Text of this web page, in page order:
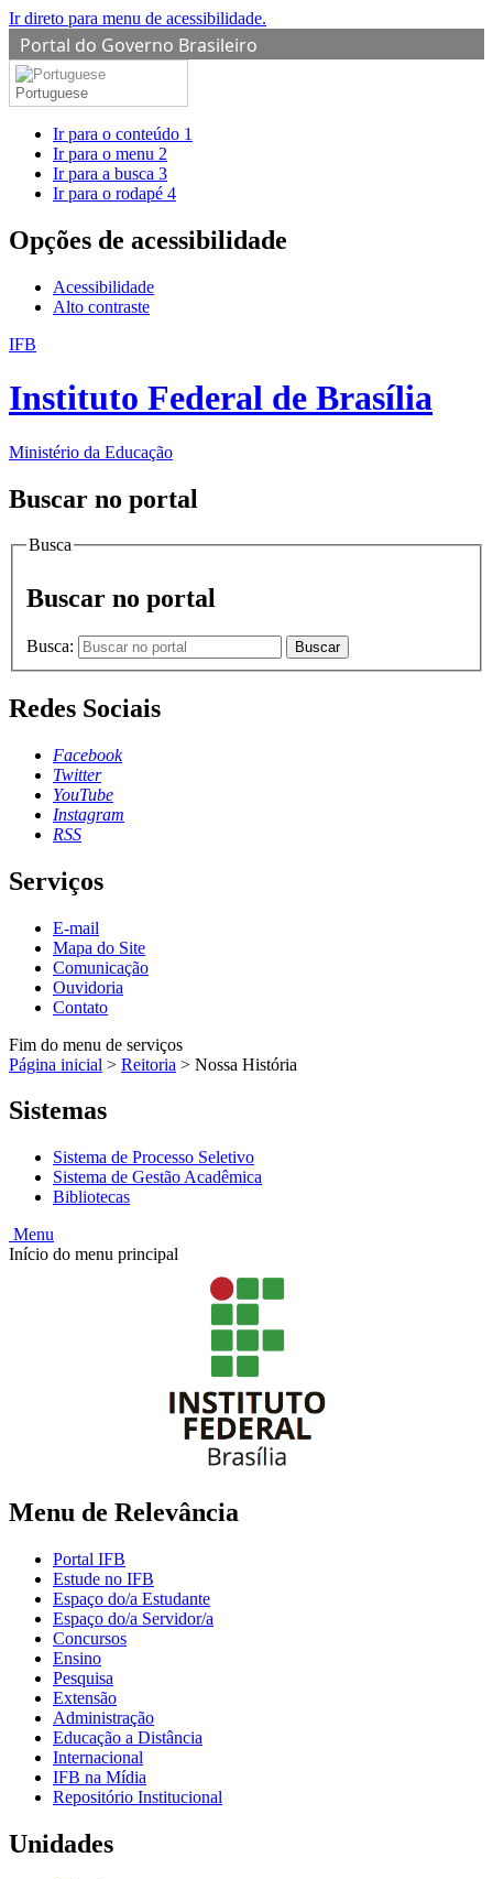
Ir direto para menu de acessibilidade.
Portal do Governo Brasileiro
Portuguese
Ir para o conteúdo 1
Ir para o menu 2
Ir para a busca 3
Ir para o rodapé 4
Opções de acessibilidade
Acessibilidade
Alto contraste
IFB
Instituto Federal de Brasília
Ministério da Educação
Buscar no portal
Busca
Buscar no portal
Busca: Buscar
Redes Sociais
Facebook
Twitter
YouTube
Instagram
RSS
Serviços
E-mail
Mapa do Site
Comunicação
Ouvidoria
Contato
Fim do menu de serviços
Página inicial > Reitoria > Nossa História
Sistemas
Sistema de Processo Seletivo
Sistema de Gestão Acadêmica
Bibliotecas
Menu
Início do menu principal
Menu de Relevância
Portal IFB
Estude no IFB
Espaço do/a Estudante
Espaço do/a Servidor/a
Concursos
Ensino
Pesquisa
Extensão
Administração
Educação a Distância
Internacional
IFB na Mídia
Repositório Institucional
Unidades